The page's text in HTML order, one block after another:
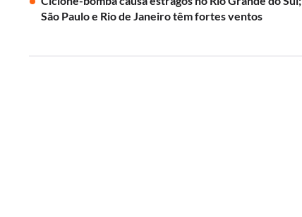
São Paulo e Rio de Janeiro têm fortes ventos